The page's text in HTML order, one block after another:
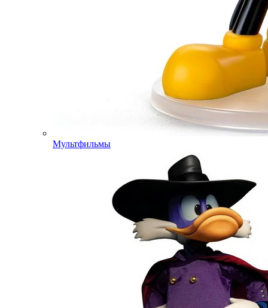
Мультфильмы